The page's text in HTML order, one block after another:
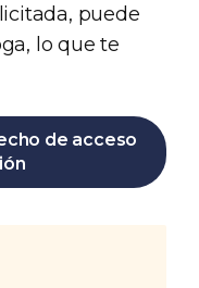
puede
lo que te
de acceso